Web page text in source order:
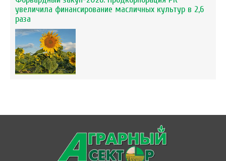
увеличила финансирование масличных культур в 2,6
раза